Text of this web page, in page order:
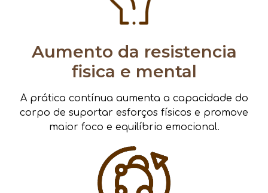
Aumento da resistencia
fisica e mental
A prática contínua aumenta a capacidade do
corpo de suportar esforços físicos e promove
maior foco e equilíbrio emocional.